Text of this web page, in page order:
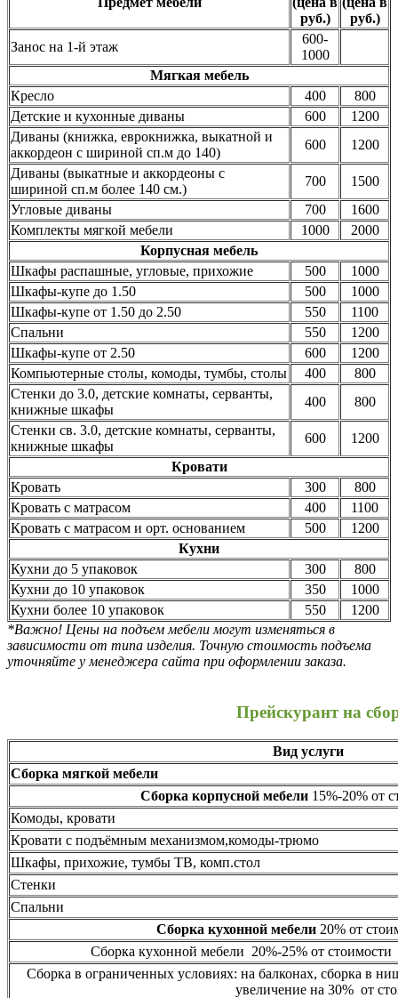
руб.)
руб.)
Занос на 1-й этаж
600-
1000
Мягкая мебель
Кресло
400
800
Детские и кухонные диваны
600
1200
Диваны (книжка, еврокнижка, выкатной и
аккордеон с шириной сп.м до 140)
600
1200
Диваны (выкатные и аккордеоны с
шириной сп.м более 140 см.)
700
1500
Угловые диваны
700
1600
Комплекты мягкой мебели
1000
2000
Корпусная мебель
Шкафы распашные, угловые, прихожие
500
1000
Шкафы-купе до 1.50
500
1000
Шкафы-купе от 1.50 до 2.50
550
1100
Спальни
550
1200
Шкафы-купе от 2.50
600
1200
Компьютерные столы, комоды, тумбы, столы
400
800
Стенки до 3.0, детские комнаты, серванты,
книжные шкафы
400
800
Стенки св. 3.0, детские комнаты, серванты,
книжные шкафы
600
1200
Кровати
Кровать
300
800
Кровать с матрасом
400
1100
Кровать с матрасом и орт. основанием
500
1200
Кухни
Кухни до 5 упаковок
300
800
Кухни до 10 упаковок
350
1000
Кухни более 10 упаковок
550
1200
*Важно! Цены на подъем мебели могут изменяться в
зависимости от типа изделия. Точную стоимость подъема
уточняйте у менеджера сайта при оформлении заказа.
Прейскурант на
Вид услуги
Сборка мягкой мебели
Сборка корпусной мебели15%-20% от
Комоды, кровати
Кровати с подъёмным механизмом,комоды-трюмо
Шкафы, прихожие, тумбы ТВ, комп.стол
Стенки
Спальни
Сборка кухонной мебели20% от
Сборка кухонной мебели 20%-25% от стоимости
Сборка в ограниченных условиях: на балконах, сборка в
увеличение на 30% от